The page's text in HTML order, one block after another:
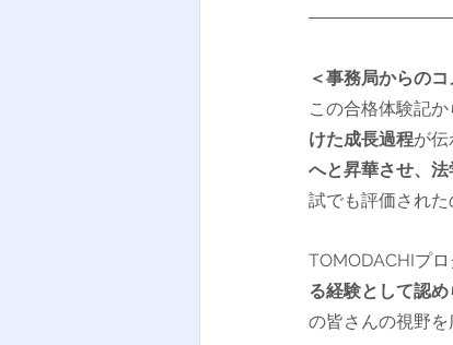
＜事務局からのコ
この合格体験記
けた成長過程が伝
へと昇華させ、
試でも評価された
TOMODACHIプ
る経験として認め
の皆さんの視野を